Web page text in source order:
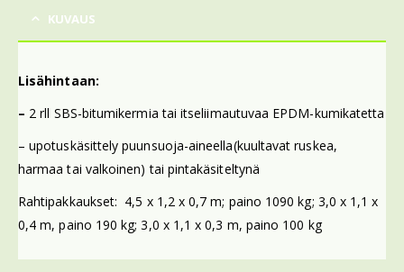
KUVAUS
Lisähintaan:
– 2 rll SBS-bitumikermia tai itseliimautuvaa EPDM-kumikatetta
– upotuskäsittely puunsuoja-aineella(kuultavat ruskea,
harmaa tai valkoinen) tai pintakäsiteltynä
Rahtipakkaukset: 4,5 x 1,2 x 0,7 m; paino 1090 kg; 3,0 x 1,1 x
0,4 m, paino 190 kg; 3,0 x 1,1 x 0,3 m, paino 100 kg